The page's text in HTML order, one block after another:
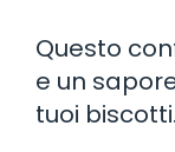
Questo
e un
tuoi biscotti.